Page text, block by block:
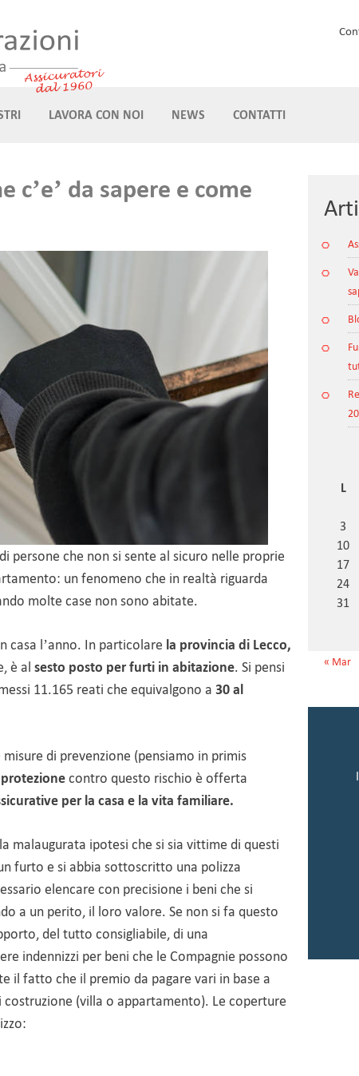
LAVORA CON NOI NEWS CONTATTI
da sapere e come
persone che non si sente al sicuro nelle proprie
un fenomeno che in realtà riguarda
molte case non sono abitate.
casa l’anno. In particolare la provincia di Lecco,
è al sesto posto per furti in abitazione. Si pensi
11.165 reati che equivalgono a 30 al
di prevenzione (pensiamo in primis
contro questo rischio è offerta
per la casa e la vita familiare.
malaugurata ipotesi che si sia vittime di questi
furto e si abbia sottoscritto una polizza
elencare con precisione i beni che si
a un perito, il loro valore. Se non si fa questo
del tutto consigliabile, di una
indennizzi per beni che le Compagnie possono
il fatto che il premio da pagare vari in base a
(villa o appartamento). Le coperture
L
3
10
17
24
31
« Mar